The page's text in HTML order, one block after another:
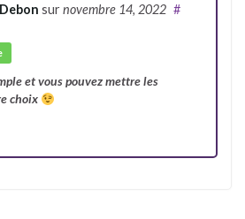
sur novembre 14, 2022 #
et vous pouvez mettre les
choix